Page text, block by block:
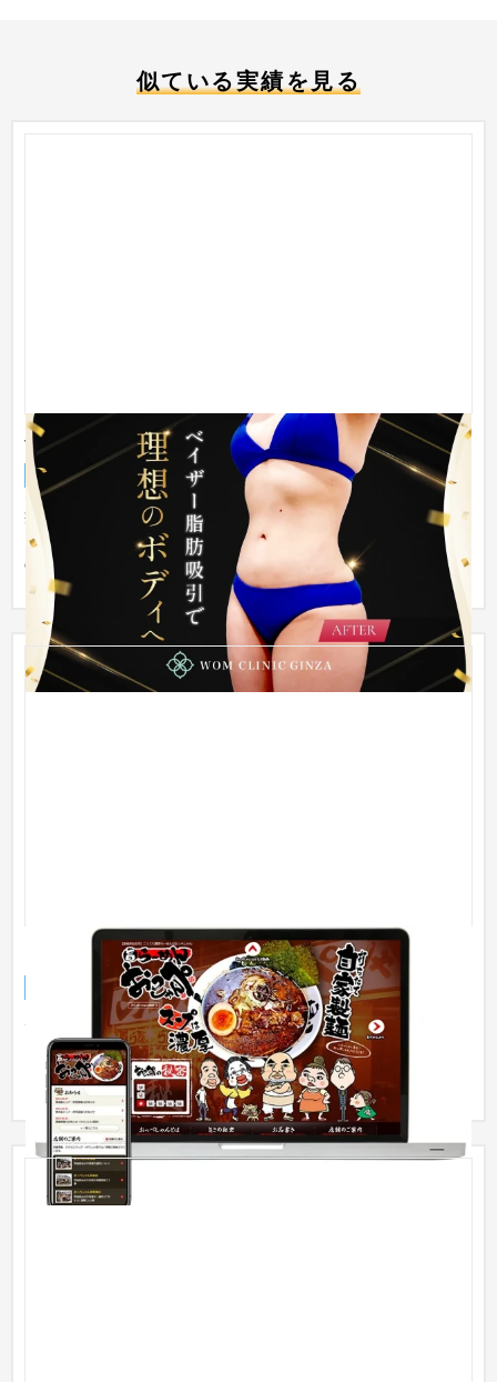
似ている実績を見る
ベイザー脂肪吸引ver.2 Wom clinic Ginza様
スマホ・モバイルサイト クリニック 51〜100万円
症例写真のビフォーアフター動画をメインビジュアルに使用す
ることで、ユーザーの注目を集めることを意識しました。実際
の脂肪吸...
らーめん おっぺしゃん様
スマホ・モバイルサイト 飲食店・レストラン
熊本から来仙したこってりらーめん『おっぺしゃん』様のオフ
ィシャルホームページです。 インパクト重視のオーダーに対
し、キャ...